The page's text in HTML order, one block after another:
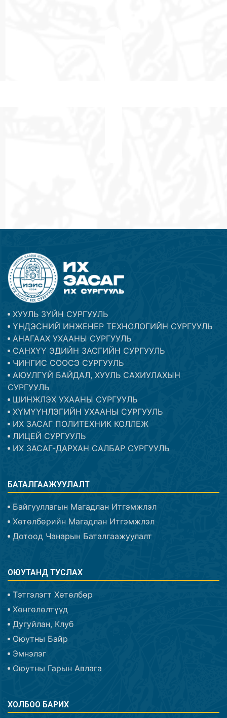
ХУУЛЬ ЗҮЙН СУРГУУЛЬ
ҮНДЭСНИЙ ИНЖЕНЕР ТЕХНОЛОГИЙН СУРГУУЛЬ
АНАГААХ УХААНЫ СУРГУУЛЬ
САНХҮҮ ЭДИЙН ЗАСГИЙН СУРГУУЛЬ
ЧИНГИС СООСЭ СУРГУУЛЬ
АЮУЛГҮЙ БАЙДАЛ, ХУУЛЬ САХИУЛАХЫН
СУРГУУЛЬ
ШИНЖЛЭХ УХААНЫ СУРГУУЛЬ
ХҮМҮҮНЛЭГИЙН УХААНЫ СУРГУУЛЬ
ИХ ЗАСАГ ПОЛИТЕХНИК КОЛЛЕЖ
ЛИЦЕЙ СУРГУУЛЬ
ИХ ЗАСАГ-ДАРХАН САЛБАР СУРГУУЛЬ
БАТАЛГААЖУУЛАЛТ
Байгууллагын Магадлан Итгэмжлэл
Хөтөлбөрийн Магадлан Итгэмжлэл
Дотоод Чанарын Баталгаажуулалт
ОЮУТАНД ТУСЛАХ
Тэтгэлэгт Хөтөлбөр
Хөнгөлөлтүүд
Дугуйлан, Клуб
Оюутны Байр
Эмнэлэг
Оюутны Гарын Авлага
ХОЛБОО БАРИХ